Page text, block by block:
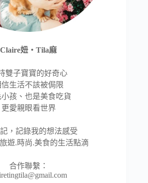
Claire妞‧Tila麻
雙子寶寶的好奇心
信生活不該被侷限
小孩、也是美食吃貨
更愛親眼看世界
，記錄我的想法感受
遊.時尚.美食的生活點滴
合作聯繫：